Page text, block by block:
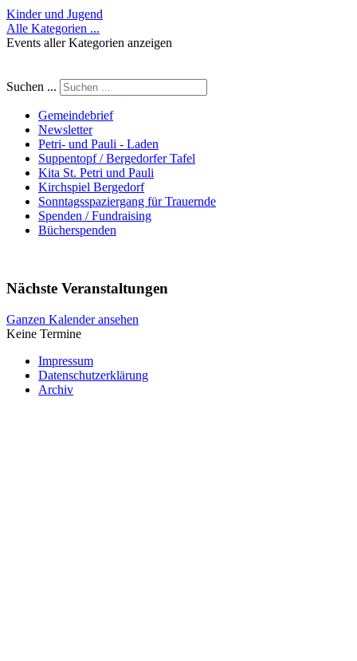
Kinder und Jugend
Alle Kategorien ...
Events aller Kategorien anzeigen
Suchen ...
Gemeindebrief
Newsletter
Petri- und Pauli - Laden
Suppentopf / Bergedorfer Tafel
Kita St. Petri und Pauli
Kirchspiel Bergedorf
Sonntagsspaziergang für Trauernde
Spenden / Fundraising
Bücherspenden
Nächste Veranstaltungen
Ganzen Kalender ansehen
Keine Termine
Impressum
Datenschutzerklärung
Archiv